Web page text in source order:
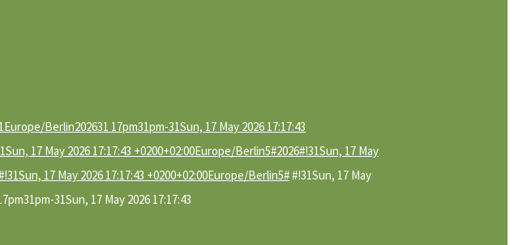
Berlin202631 17pm31pm-31Sun, 17 May 2026 17:17:43
17 May 2026 17:17:43 +0200+02:00Europe/Berlin5#2026#!31Sun, 17 May
17 May 2026 17:17:43 +0200+02:00Europe/Berlin5##!31Sun, 17 May
31Sun, 17 May 2026 17:17:43